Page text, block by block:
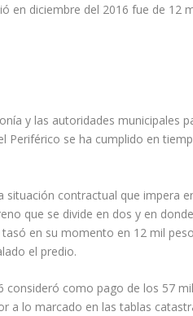
en diciembre del 2016 fue de 12
y las autoridades municipales
Periférico se ha cumplido en
situación contractual que impera
que se divide en dos y en
en su momento en 12 mil
el predio.
consideró como pago de los 57
a lo marcado en las tablas